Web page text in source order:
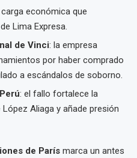
económica que
Lima Expresa.
de Vinci: la empresa
por haber comprado
a escándalos de soborno.
: el fallo fortalece la
Aliaga y añade presión
de París marca un antes